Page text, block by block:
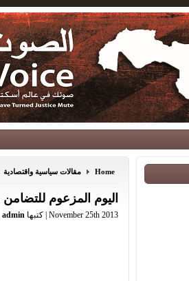
Home مقالات سياسية واقتصادية
اليوم المزعوم
November 25th 2013 | كتبها admin